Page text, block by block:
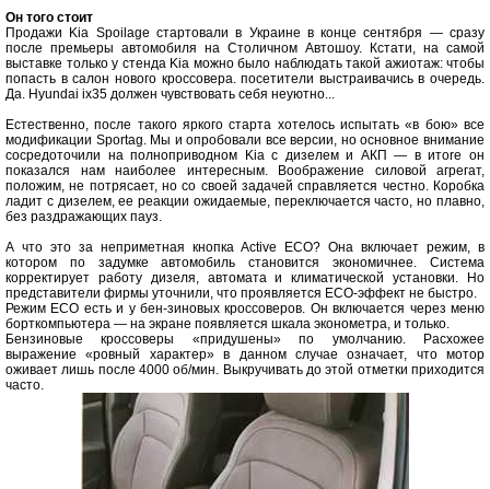
Он того стоит
Продажи Kia Spoilage стартовали в Украине в конце сентября — сразу
после премьеры автомобиля на Столичном Автошоу. Кстати, на самой
выставке только у стенда Kia можно было наблюдать такой ажиотаж: чтобы
попасть в салон нового кроссовера. посетители выстраивачись в очередь.
Да. Hyundai ix35 должен чувствовать себя неуютно...
Естественно, после такого яркого старта хотелось испытать «в бою» все
модификации Sportag. Мы и опробовали все версии, но основное внимание
сосредоточили на полноприводном Kia с дизелем и АКП — в итоre он
показался нам наиболее интересным. Воображение силовой агрегат,
положим, не потрясает, но со своей задачей справляется честно. Коробка
ладит с дизелем, ее реакции ожидаемые, переключается часто, но плавно,
без раздражающих пауз.
А что это за неприметная кнопка Active ECO? Она включает режим, в
котором по задумке автомобиль становится экономичнее. Система
корректирует работу дизеля, автомата и климатической установки. Но
представители фирмы уточнили, что проявляется ЕСО-эффект не быстро.
Режим ЕСО есть и у бен-зиновых кроссоверов. Он включается через меню
борткомпьютера — на экране появляется шкала эконометра, и только.
Бензиновые кроссоверы «придушены» по умолчанию. Расхожее
выражение «ровный характер» в данном случае означает, что мотор
оживает лишь после 4000 об/мин. Выкручивать до этой отметки приходится
часто.